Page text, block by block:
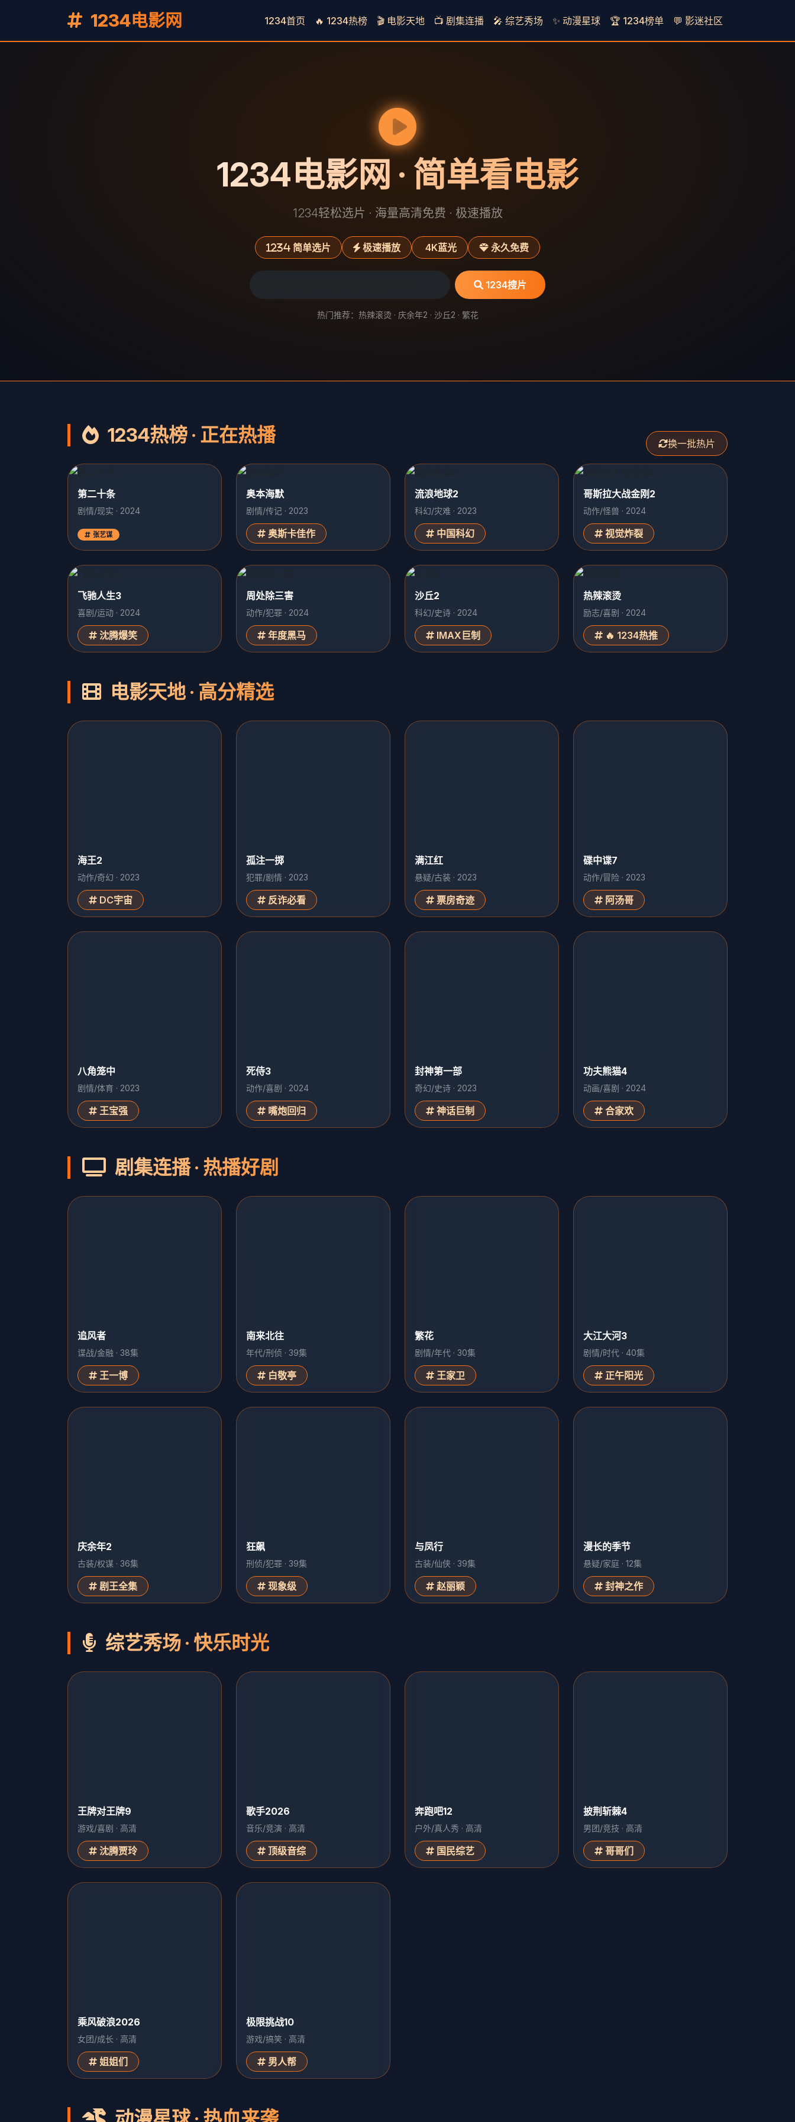
1234电影网 1234首页 🔥 1234热榜 🎬 电影天地 📺 剧集连播 🎤 综艺秀场 ✨ 动漫星球 🏆 1234榜单 💬 影迷社区
1234电影网 · 简单看电影
1234轻松选片 · 海量高清免费 · 极速播放
简单选片 极速播放 4K蓝光 永久免费
1234搜片
热门推荐：热辣滚烫 · 庆余年2 · 沙丘2 · 繁花
1234热榜 · 正在热播 换一批热片
第二十条
剧情/现实 · 2024
张艺谋
奥本海默
剧情/传记 · 2023
奥斯卡佳作
流浪地球2
科幻/灾难 · 2023
中国科幻
哥斯拉大战金刚2
动作/怪兽 · 2024
视觉炸裂
飞驰人生3
喜剧/运动 · 2024
沈腾爆笑
周处除三害
动作/犯罪 · 2024
年度黑马
沙丘2
科幻/史诗 · 2024
IMAX巨制
热辣滚烫
励志/喜剧 · 2024
🔥 1234热推
电影天地 · 高分精选
海王2
动作/奇幻 · 2023
DC宇宙
孤注一掷
犯罪/剧情 · 2023
反诈必看
满江红
悬疑/古装 · 2023
票房奇迹
碟中谍7
动作/冒险 · 2023
阿汤哥
八角笼中
剧情/体育 · 2023
王宝强
死侍3
动作/喜剧 · 2024
嘴炮回归
封神第一部
奇幻/史诗 · 2023
神话巨制
功夫熊猫4
动画/喜剧 · 2024
合家欢
剧集连播 · 热播好剧
繁花
剧情/年代 · 30集
王家卫
狂飙
刑侦/犯罪 · 39集
现象级
综艺秀场 · 快乐时光
王牌对王牌9
游戏/喜剧 · 高清
沈腾贾玲
歌手2026
音乐/竞演 · 高清
顶级音综
奔跑吧12
户外/真人秀 · 高清
国民综艺
披荆斩棘4
男团/竞技 · 高清
哥哥们
乘风破浪2026
女团/成长 · 高清
姐姐们
极限挑战10
游戏/搞笑 · 高清
男人帮